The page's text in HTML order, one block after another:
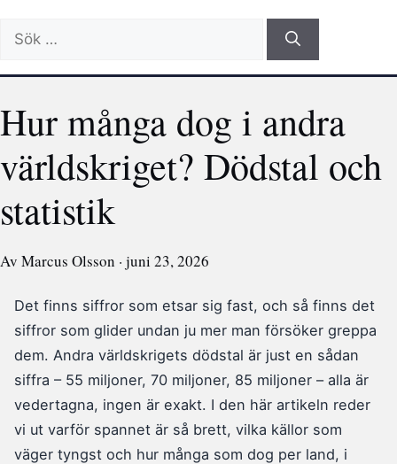
Sök
efter:
Hur många dog i andra
världskriget? Dödstal och
statistik
Av Marcus Olsson · juni 23, 2026
Det finns siffror som etsar sig fast, och så finns det
siffror som glider undan ju mer man försöker greppa
dem. Andra världskrigets dödstal är just en sådan
siffra – 55 miljoner, 70 miljoner, 85 miljoner – alla är
vedertagna, ingen är exakt. I den här artikeln reder
vi ut varför spannet är så brett, vilka källor som
väger tyngst och hur många som dog per land, i